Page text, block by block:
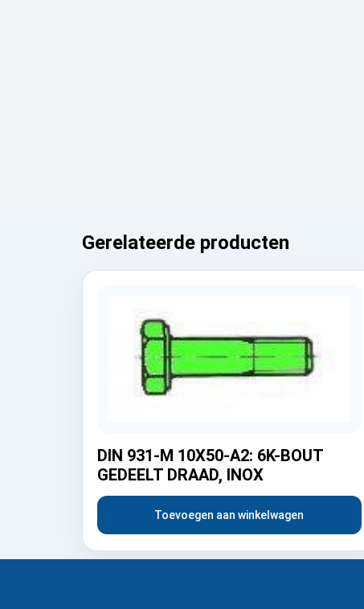
Gerelateerde producten
DIN 931-M 10X50-A2: 6K-BOUT
GEDEELT DRAAD, INOX
Toevoegen aan winkelwagen